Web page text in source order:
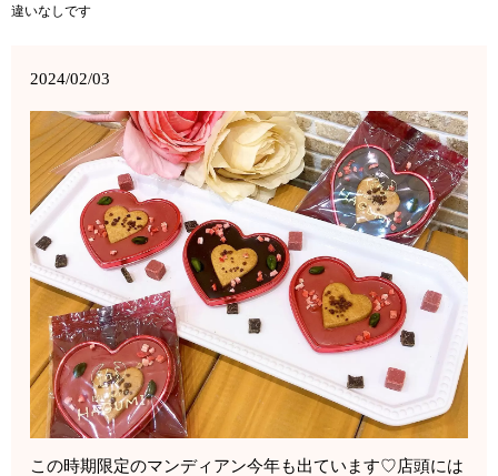
違いなしです
2024/02/03
この時期限定のマンディアン今年も出ています♡店頭には